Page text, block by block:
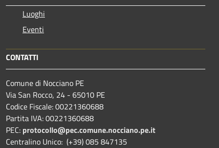
Luoghi
Eventi
CONTATTI
Comune di Nocciano PE
Via San Rocco, 24 - 65010 PE
Codice Fiscale: 00221360688
Partita IVA: 00221360688
PEC: protocollo@pec.comune.nocciano.pe.it
Centralino Unico: (+39) 085 847135